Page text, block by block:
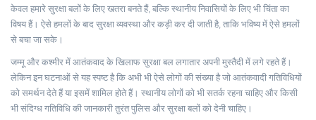
केवल हमारे सुरक्षा बलों के लिए खतरा बनते हैं, बल्कि स्थानीय निवासियों के लिए भी चिंता का
विषय हैं। ऐसे हमलों के बाद सुरक्षा व्यवस्था और कड़ी कर दी जाती है, ताकि भविष्य में ऐसे हमलों
से बचा जा सके।
जम्मू और कश्मीर में आतंकवाद के खिलाफ सुरक्षा बल लगातार अपनी मुस्तैदी में लगे रहते हैं।
लेकिन इन घटनाओं से यह स्पष्ट है कि अभी भी ऐसे लोगों की संख्या है जो आतंकवादी गतिविधियों
को समर्थन देते हैं या इसमें शामिल होते हैं। स्थानीय लोगों को भी सतर्क रहना चाहिए और किसी
भी संदिग्ध गतिविधि की जानकारी तुरंत पुलिस और सुरक्षा बलों को देनी चाहिए।